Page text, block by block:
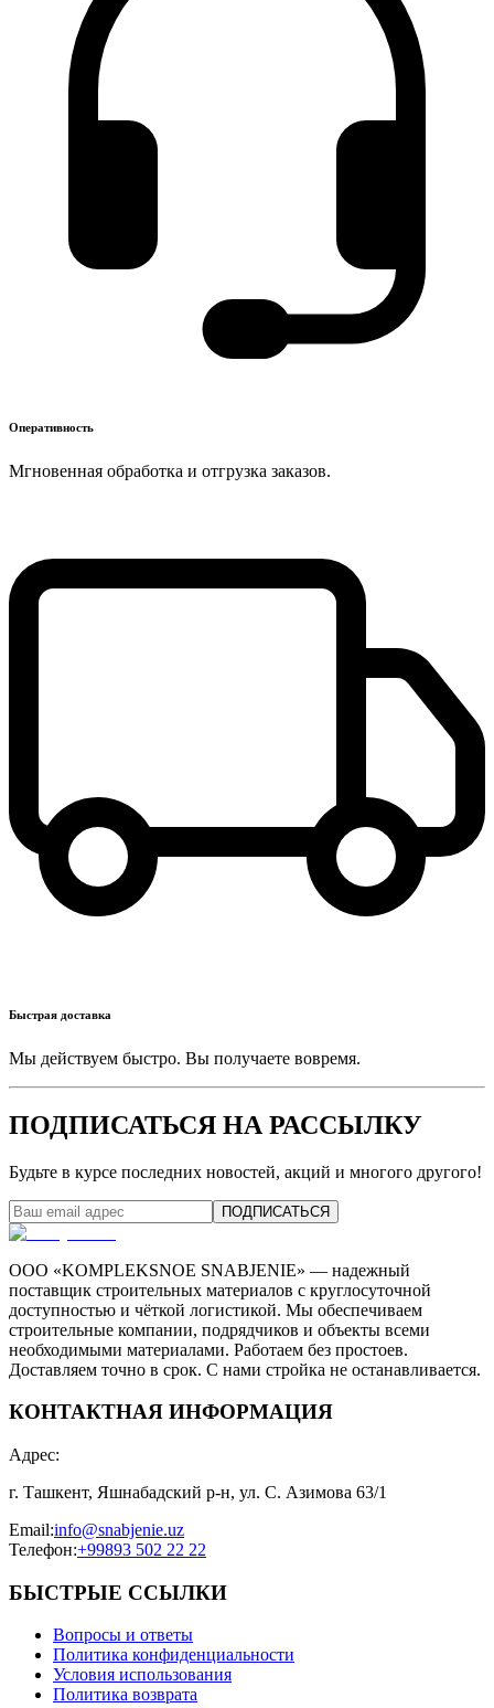
Оперативность
Мгновенная обработка и отгрузка заказов.
Быстрая доставка
Мы действуем быстро. Вы получаете вовремя.
ПОДПИСАТЬСЯ НА РАССЫЛКУ
Будьте в курсе последних новостей, акций и многого другого!
ПОДПИСАТЬСЯ
ООО «KOMPLEKSNOE SNABJENIE» — надежный
поставщик строительных материалов с круглосуточной
доступностью и чёткой логистикой. Мы обеспечиваем
строительные компании, подрядчиков и объекты всеми
необходимыми материалами. Работаем без простоев.
Доставляем точно в срок. С нами стройка не останавливается.
КОНТАКТНАЯ ИНФОРМАЦИЯ
Адрес:
г. Ташкент, Яшнабадский р-н, ул. С. Азимова 63/1
Email:info@snabjenie.uz
Телефон:+99893 502 22 22
БЫСТРЫЕ ССЫЛКИ
Вопросы и ответы
Политика конфиденциальности
Условия использования
Политика возврата